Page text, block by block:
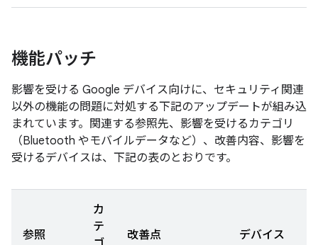
機能パッチ
影響を受ける Google デバイス向けに、セキュリティ関連
以外の機能の問題に対処する下記のアップデートが組み込
まれています。関連する参照先、影響を受けるカテゴリ
（Bluetooth やモバイルデータなど）、改善内容、影響を
受けるデバイスは、下記の表のとおりです。
参照
カ
テ
改善点 デバイス